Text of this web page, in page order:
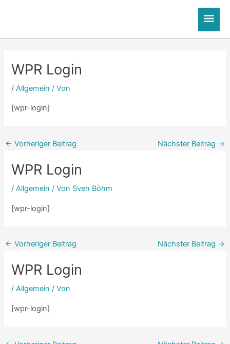
WPR Login
/Allgemein / Von
[wpr-login]
← Vorheriger Beitrag Nächster Beitrag →
WPR Login
/Allgemein / Von Sven Böhm
[wpr-login]
← Vorheriger Beitrag Nächster Beitrag →
WPR Login
/Allgemein / Von
[wpr-login]